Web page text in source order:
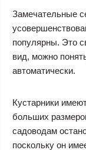
Замечательные
популярны. Это
вид, можно
автоматически.
Кустарники
больших
садоводам
поскольку он